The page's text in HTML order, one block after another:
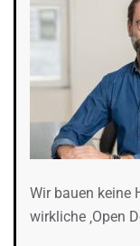
Wir bauen keine
wirkliche ‚Open